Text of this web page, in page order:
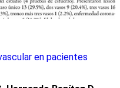
en pacientes